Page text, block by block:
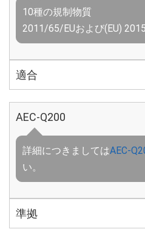
10種の規制物質
2011/65/EUおよび(EU)
適合
AEC-Q200
詳細につきましてはAEC-
い。
準拠